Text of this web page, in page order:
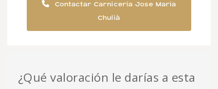
Contactar Carniceria Jose Maria
Chulià
¿Qué valoración le darías a esta